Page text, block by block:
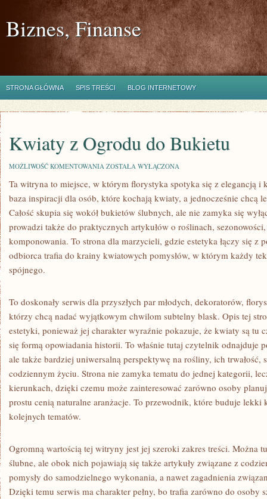
Biznes, Finanse
STRONA GŁÓWNA SPIS TREŚCI BLOG INTERNETOWY
Kwiaty z Ogrodu do Bukietu
MOŻLIWOŚĆ KOMENTOWANIA KWIATY
OGRODU
BUKIETU
ZOSTAŁA WYŁĄCZONA
Ta witryna to miejsce, w którym florystyka spotyka się z elegancją
baza inspiracji dla osób, które kochają kwiaty, a jednocześnie chcą
Całość skupia się wokół bukietów ślubnych, ale nie zamyka się
prowadzi także do praktycznych artykułów o roślinach,
komponowania. To strona dla marzycieli, gdzie estetyka łączy się z
odbiorca trafia do krainy kwiatowych pomysłów, w którym każdy
spójnego.
To doskonały serwis dla przyszłych par młodych, dekoratorów,
którzy chcą nadać wyjątkowym chwilom subtelny blask. Opis tej
estetyki, ponieważ jej charakter wyraźnie pokazuje, że kwiaty są tu
się formą opowiadania historii. To właśnie tutaj czytelnik odnajduje
ale także bardziej uniwersalną perspektywę na rośliny, ich trwałość,
codziennym życiu. Strona nie zamyka tematu do jednej kategorii,
kierunkach, dzięki czemu może zainteresować zarówno osoby
prostu cenią naturalne aranżacje. To przewodnik, które buduje
kolejnych tematów.
Ogromną wartością tej witryny jest jej szeroki zakres treści. Można
ślubne, ale obok nich pojawiają się także artykuły związane z
pomysły do samodzielnego wykonania, a nawet zagadnienia
Dzięki temu serwis ma charakter pełny, bo trafia zarówno do osoby